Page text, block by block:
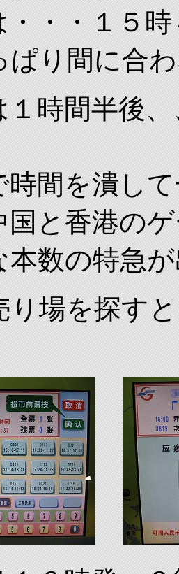
・・・１５
ぱり間に合
１時間半後
時間を潰し
国と香港の
本数の特急
り場を探す